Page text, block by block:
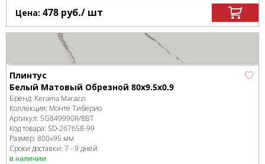
Цена: 478 руб./ шт
Плинтус
Белый Матовый Обрезной 80x9.5x0.9
Бренд: Kerama Marazzi
Коллекция: Монте Тиберио
Артикул: SG849990R/8BT
Код товара: SD-267658-99
Размер: 800x95 мм
Сроки доставки: 7 - 9 дней
в наличии